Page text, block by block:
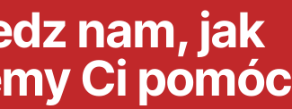
nam, jak
Ci pomóc